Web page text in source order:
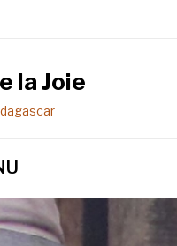
la Joie